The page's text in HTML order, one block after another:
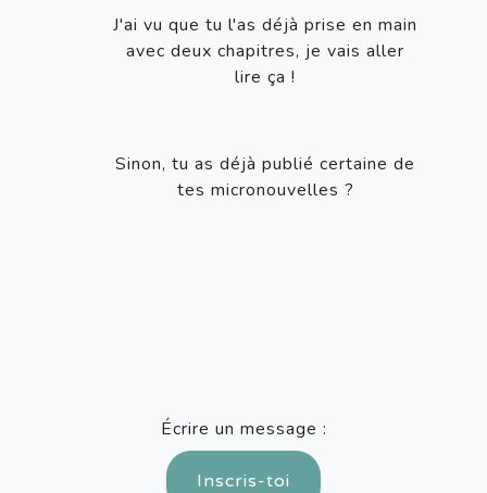
J'ai vu que tu l'as déjà prise en main
avec deux chapitres, je vais aller
lire ça !
Sinon, tu as déjà publié certaine de
tes micronouvelles ?
Écrire un message :
Inscris-toi